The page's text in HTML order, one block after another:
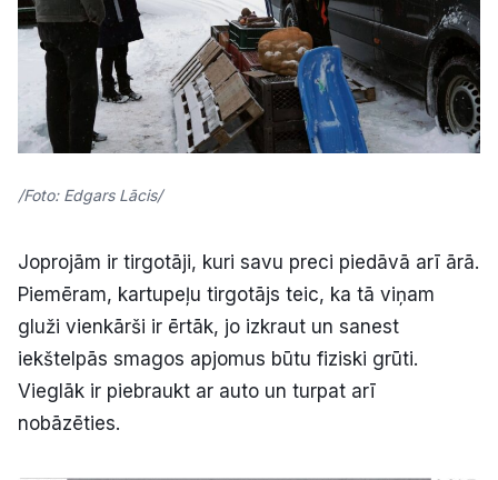
/Foto: Edgars Lācis/
Joprojām ir tirgotāji, kuri savu preci piedāvā arī ārā.
Piemēram, kartupeļu tirgotājs teic, ka tā viņam
gluži vienkārši ir ērtāk, jo izkraut un sanest
iekštelpās smagos apjomus būtu fiziski grūti.
Vieglāk ir piebraukt ar auto un turpat arī
nobāzēties.